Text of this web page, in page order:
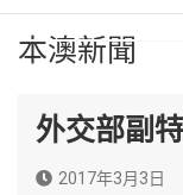
本澳新聞
外交部副
2017年3月3日